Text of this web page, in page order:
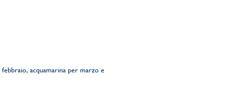
acquamarina per marzo e